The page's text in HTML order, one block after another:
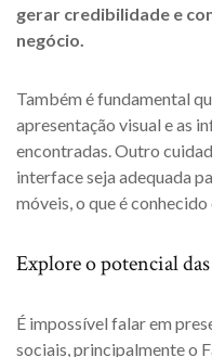
gerar credibilidade e
negócio.
Também é fundamental
apresentação visual e as
encontradas. Outro
interface seja adequada
móveis, o que é
Explore o potencial
É impossível falar em
sociais, principalmente o